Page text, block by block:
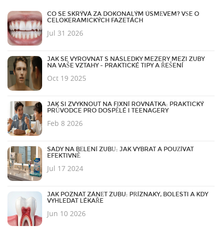
CO SE SKRÝVÁ ZA DOKONALÝM ÚSMĚVEM? VŠE O
CELOKERAMICKÝCH FAZETÁCH
Jul 31 2026
JAK SE VYROVNAT S NÁSLEDKY MEZERY MEZI ZUBY
NA VAŠE VZTAHY - PRAKTICKÉ TIPY A ŘEŠENÍ
Oct 19 2025
JAK SI ZVYKNOUT NA FIXNÍ ROVNÁTKA: PRAKTICKÝ
PRŮVODCE PRO DOSPĚLÉ I TEENAGERY
Feb 8 2026
SADY NA BĚLENÍ ZUBŮ: JAK VYBRAT A POUŽÍVAT
EFEKTIVNĚ
Jul 17 2024
JAK POZNAT ZÁNĚT ZUBU: PŘÍZNAKY, BOLESTI A KDY
VYHLEDAT LÉKAŘE
Jun 10 2026